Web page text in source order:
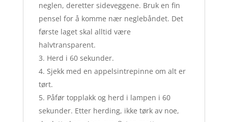
neglen, deretter sideveggene. Bruk en fin
pensel for å komme nær neglebåndet. Det
første laget skal alltid være
halvtransparent.
Herd i 60 sekunder.
Sjekk med en appelsintrepinne om alt er
tørt.
Påfør topplakk og herd i lampen i 60
sekunder. Etter herding, ikke tørk av noe,